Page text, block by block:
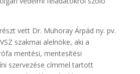
vett Dr. Muhoray Árpád ny. pv.
szakmai alelnöke, aki a
mentési, mentesítési
szervezése címmel tartott